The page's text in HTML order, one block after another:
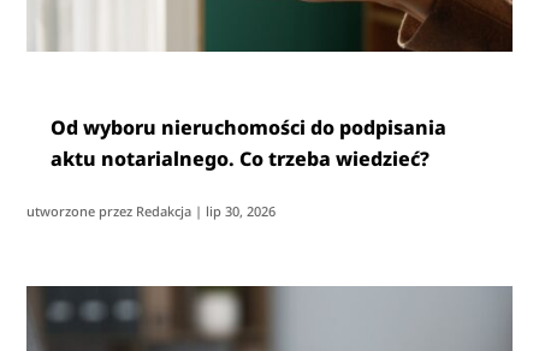
Od wyboru nieruchomości do podpisania
aktu notarialnego. Co trzeba wiedzieć?
utworzone przez Redakcja | lip 30, 2026